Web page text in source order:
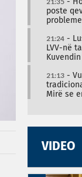
-
poste
21:24 -
LVV-në
Kuvendin
21:13 -
Mirë se
VIDEO